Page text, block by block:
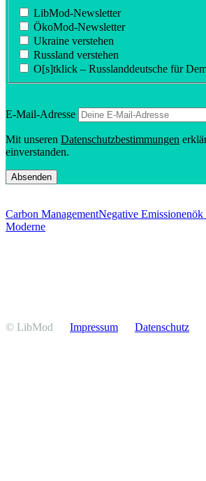
LibMod-Newsletter
ÖkoMod-Newsletter
Ukraine verstehen
Russland verstehen
O[s]tklick – Russland­deutsche für
E‑Mail-Adresse
Mit unseren Daten­schutz­be­stim­mungen
einverstanden.
Carbon ManagementNegative Emissionen
Moderne
© LibMod Impressum Daten­schutz